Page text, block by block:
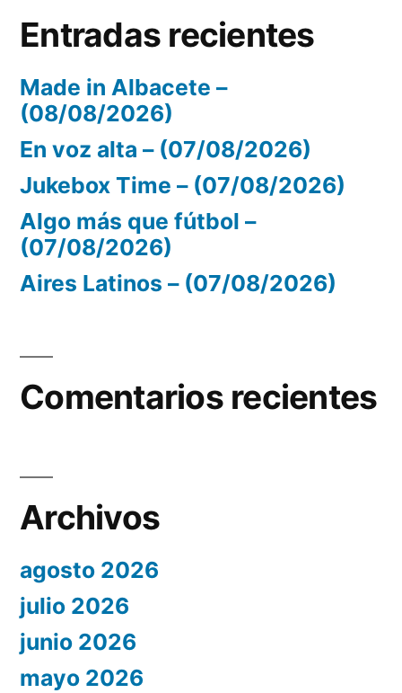
Entradas recientes
Made in Albacete –
(08/08/2026)
En voz alta – (07/08/2026)
Jukebox Time – (07/08/2026)
Algo más que fútbol –
(07/08/2026)
Aires Latinos – (07/08/2026)
Comentarios recientes
Archivos
agosto 2026
julio 2026
junio 2026
mayo 2026